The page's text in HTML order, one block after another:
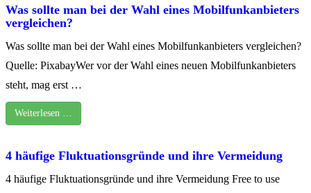
Was sollte man bei der Wahl eines Mobilfunkanbieters
vergleichen?
Was sollte man bei der Wahl eines Mobilfunkanbieters vergleichen?
Quelle: PixabayWer vor der Wahl eines neuen Mobilfunkanbieters
steht, mag erst …
Weiterlesen …
4 häufige Fluktuationsgründe und ihre Vermeidung
4 häufige Fluktuationsgründe und ihre Vermeidung Free to use